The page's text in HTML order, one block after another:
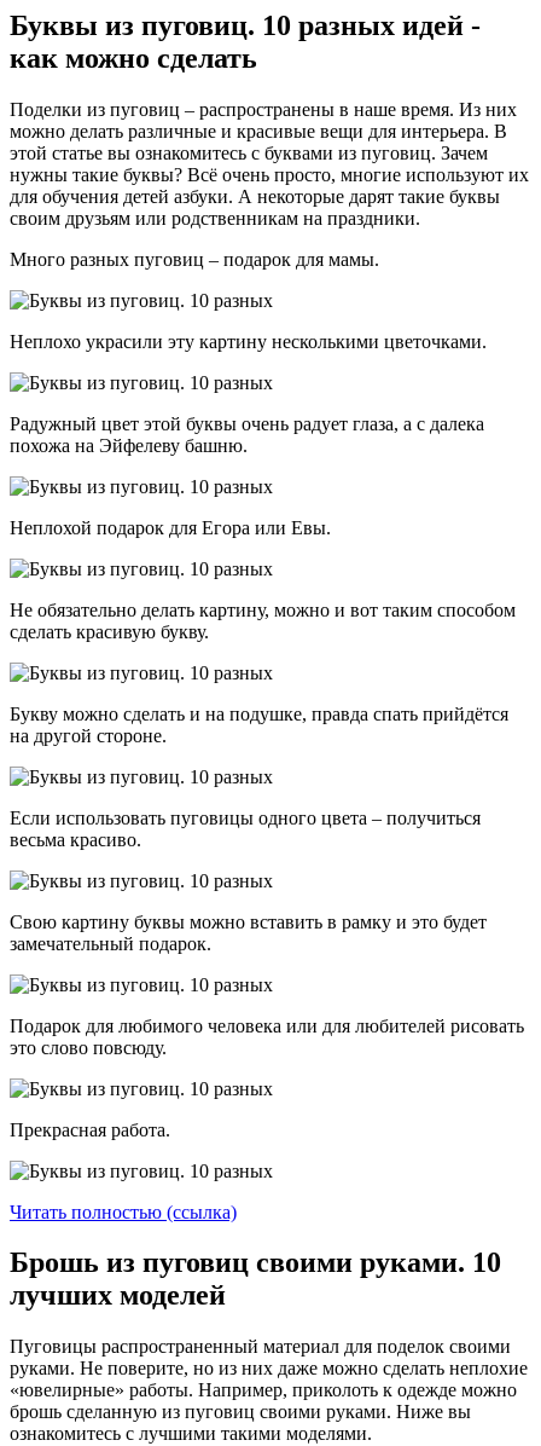
Буквы из пуговиц. 10 разных идей -
как можно сделать
Поделки из пуговиц – распространены в наше время. Из них
можно делать различные и красивые вещи для интерьера. В
этой статье вы ознакомитесь с буквами из пуговиц. Зачем
нужны такие буквы? Всё очень просто, многие используют их
для обучения детей азбуки. А некоторые дарят такие буквы
своим друзьям или родственникам на праздники.
Много разных пуговиц – подарок для мамы.
Неплохо украсили эту картину несколькими цветочками.
Радужный цвет этой буквы очень радует глаза, а с далека
похожа на Эйфелеву башню.
Неплохой подарок для Егора или Евы.
Не обязательно делать картину, можно и вот таким способом
сделать красивую букву.
Букву можно сделать и на подушке, правда спать прийдётся
на другой стороне.
Если использовать пуговицы одного цвета – получиться
весьма красиво.
Свою картину буквы можно вставить в рамку и это будет
замечательный подарок.
Подарок для любимого человека или для любителей рисовать
это слово повсюду.
Прекрасная работа.
Читать полностью (ссылка)
Брошь из пуговиц своими руками. 10
лучших моделей
Пуговицы распространенный материал для поделок своими
руками. Не поверите, но из них даже можно сделать неплохие
«ювелирные» работы. Например, приколоть к одежде можно
брошь сделанную из пуговиц своими руками. Ниже вы
ознакомитесь с лучшими такими моделями.